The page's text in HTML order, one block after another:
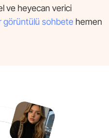
ve heyecan verici
görüntülü sohbete hemen